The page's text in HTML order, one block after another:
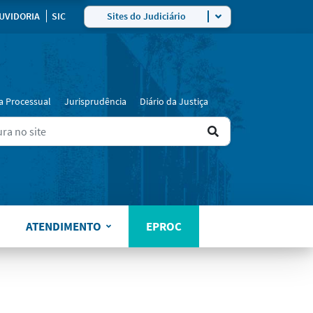
SIC Sites do Judiciário
Processual Jurisprudência Diário da Justiça
Ir
resultado
ATENDIMENTO EPROC